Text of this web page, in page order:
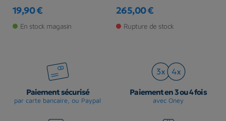
Prix
19,90 €
En stock magasin
Prix
265,00 €
Rupture de stock
Paiement sécurisé
par carte bancaire, ou Paypal
Paiement en 3 ou 4 fois
avec Oney